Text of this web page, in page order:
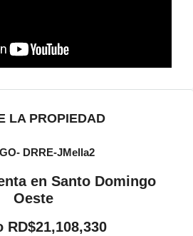
LA PROPIEDAD
DRRE-JMella2
en Santo Domingo
Oeste
RD$21,108,330